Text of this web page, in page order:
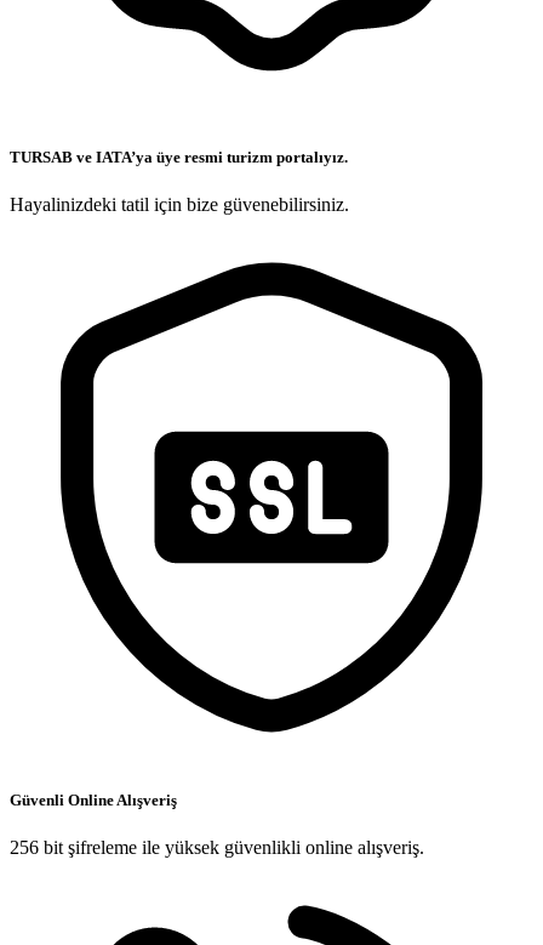
TURSAB ve IATA’ya üye resmi turizm portalıyız.
Hayalinizdeki tatil için bize güvenebilirsiniz.
Güvenli Online Alışveriş
256 bit şifreleme ile yüksek güvenlikli online alışveriş.